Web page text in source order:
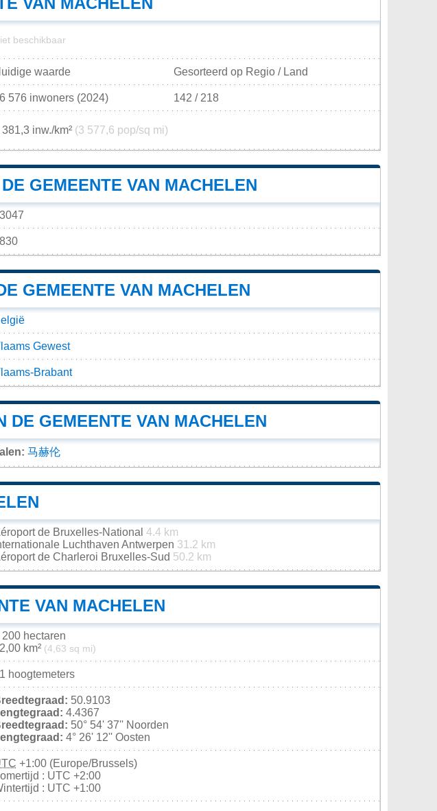
beschikbaar
waarde Gesorteerd op Regio / Land
576 inwoners (2024) 142 / 218
381,3 inw./km² (3 577,6 pop/sq mi)
GEMEENTE VAN MACHELEN
GEMEENTE VAN MACHELEN
Gewest
Brabant
DE GEMEENTE VAN MACHELEN
马赫伦
de Bruxelles-National 4.4 km
Luchthaven Antwerpen 31.2 km
de Charleroi Bruxelles-Sud 50.2 km
VAN MACHELEN
200 hectaren
km² (4,63 sq mi)
hoogtemeters
50.9103
4.4367
50° 54' 37'' Noorden
4° 26' 12'' Oosten
+1:00 (Europe/Brussels)
: UTC +2:00
: UTC +1:00